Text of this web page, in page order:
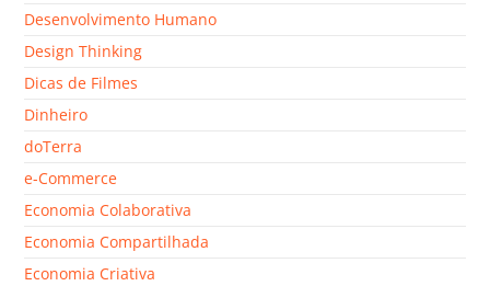
Desenvolvimento Humano
Design Thinking
Dicas de Filmes
Dinheiro
doTerra
e-Commerce
Economia Colaborativa
Economia Compartilhada
Economia Criativa